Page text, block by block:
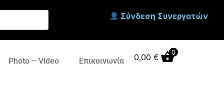
Σύνδεση Συνεργατών
Photo – Video Επικοινωνία 0,00 € 0